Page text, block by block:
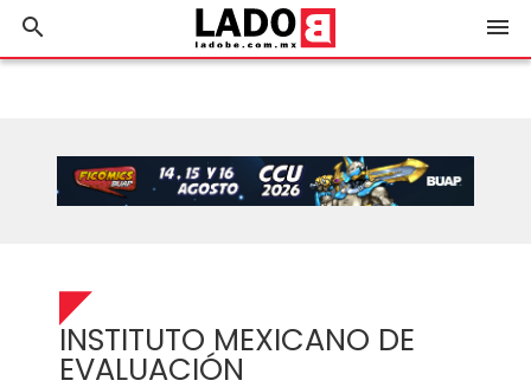
search menu
INSTITUTO MEXICANO DE
EVALUACIÓN